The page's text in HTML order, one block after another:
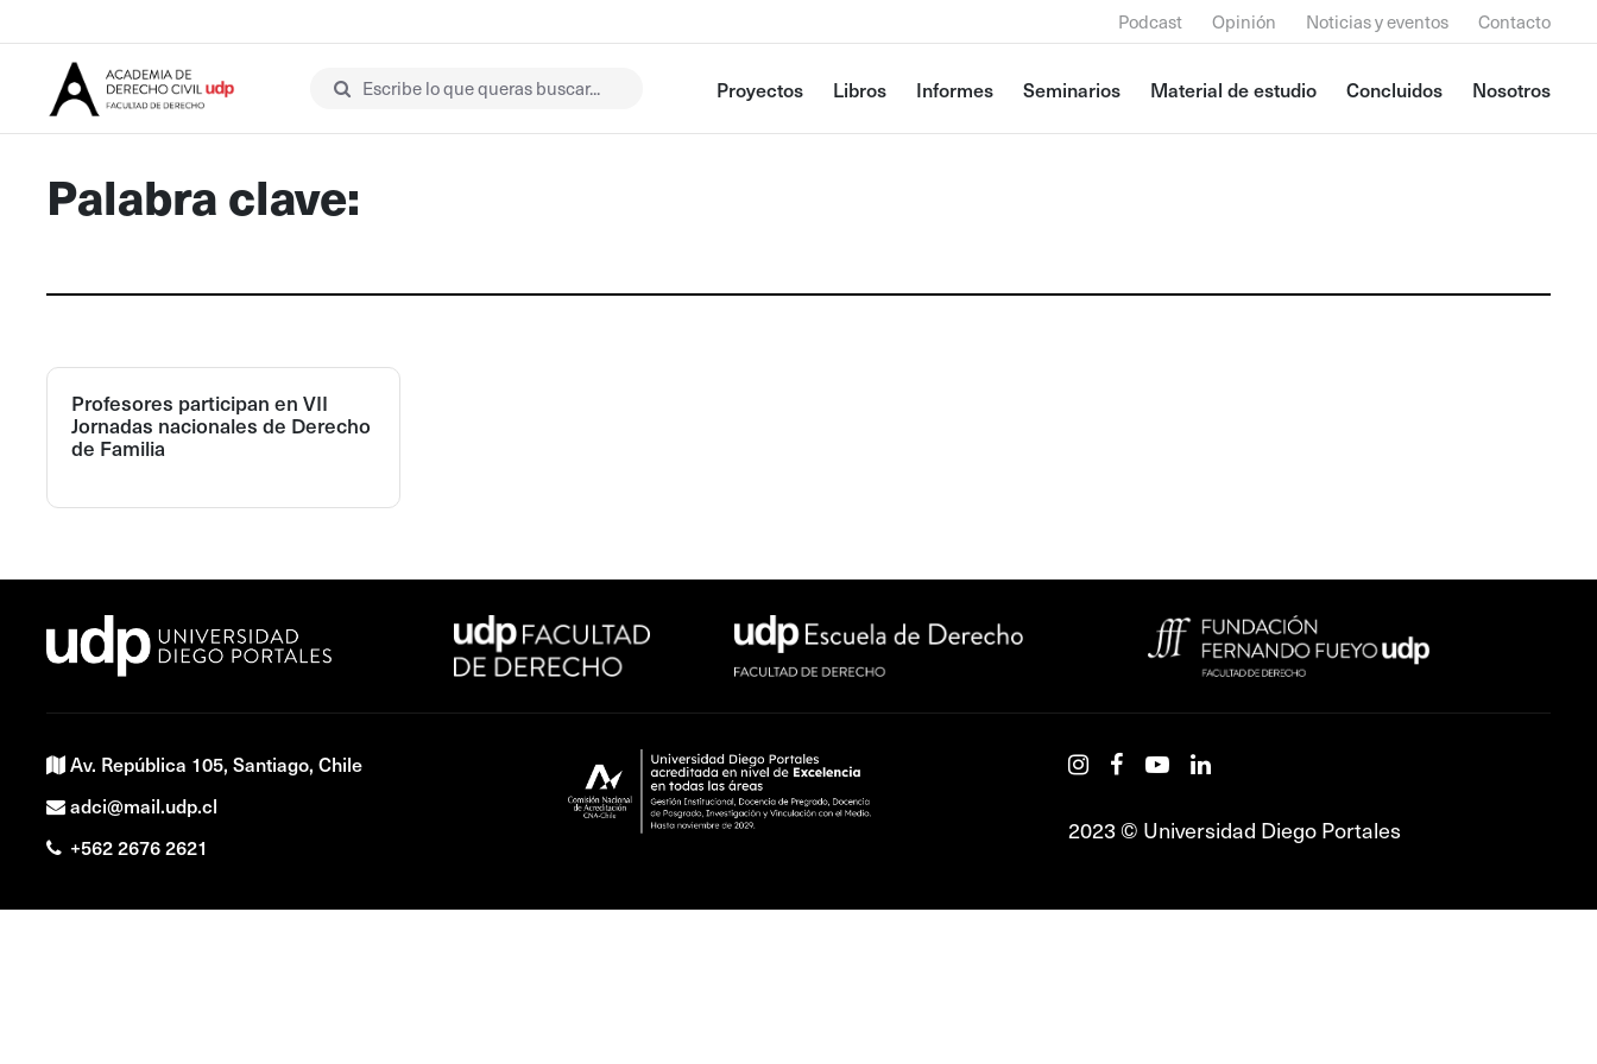
Podcast Opinión Noticias y eventos Contacto
Escribe lo que queras buscar... Proyectos Libros Informes Seminarios Material de estudio Concluidos Nosotros
Palabra clave:
Profesores participan en VII
Jornadas nacionales de Derecho
de Familia
Av. República 105, Santiago, Chile
adci@mail.udp.cl
+562 2676 2621
2023 © Universidad Diego Portales